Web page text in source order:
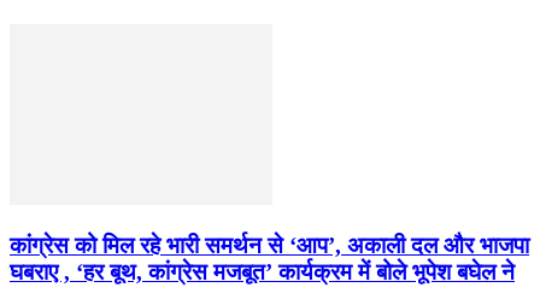
कांग्रेस को मिल रहे भारी समर्थन से ‘आप’, अकाली दल और भाजपा
घबराए , ‘हर बूथ, कांग्रेस मजबूत’ कार्यक्रम में बोले भूपेश बघेल ने